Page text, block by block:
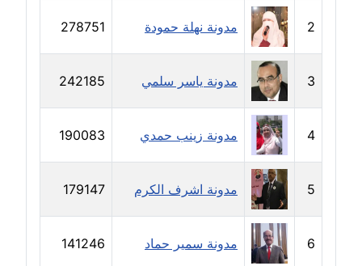
عاملة
مدونة حنان صلاح الدين
عاملة
مدونة حنان طنطاوي
عاملة
مدونة حنين الفلسطينية
متوفي
مدونة خالد الخطيب
عاملة
2 مدونة نهلة حمودة 278751
3 مدونة ياسر سلمي 242185
4 مدونة زينب حمدي 190083
5 مدونة اشرف الكرم 179147
6 مدونة سمير حماد 141246